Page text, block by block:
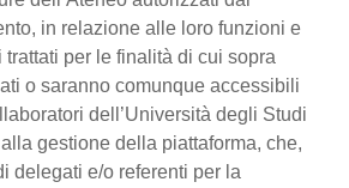
in relazione alle loro funzioni e
trattati per le finalità di cui sopra
o saranno comunque accessibili
dell’Università degli Studi
gestione della piattaforma, che,
delegati e/o referenti per la